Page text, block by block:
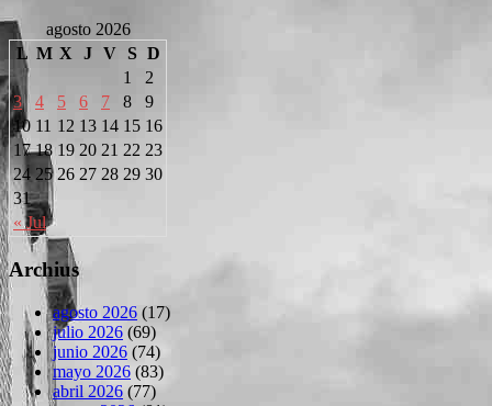
agosto 2026
L M X J V S D
« Jul
1
2
3
4 5 6 7 8
9
10 11 12 13 14 15 16
17 18 19 20 21 22 23
24 25 26 27 28 29 30
31
Archius
agosto 2026 (17)
julio 2026 (69)
junio 2026 (74)
mayo 2026 (83)
abril 2026 (77)